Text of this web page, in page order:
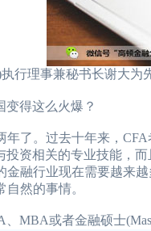
理事兼秘书长谢大为
变得这么火爆？
。过去十年来，CFA
投资相关的专业技能，
金融行业现在需要越来
然的事情。
或者金融硕士